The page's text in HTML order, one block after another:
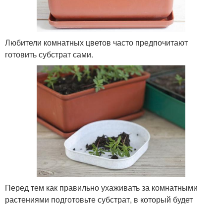
Любители комнатных цветов часто предпочитают
готовить субстрат сами.
Перед тем как правильно ухаживать за комнатными
растениями подготовьте субстрат, в который будет